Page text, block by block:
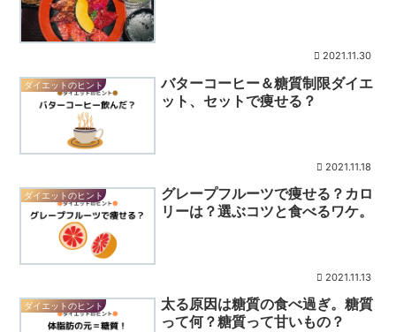
2021.11.30
ダイエットのヒント
バターコーヒー＆糖質制限ダイエ
ット、セットで痩せる？
2021.11.18
ダイエットのヒント
グレープフルーツで痩せる？カロ
リーは？選ぶコツと食べるワケ。
2021.11.13
ダイエットのヒント
太る原因は糖質の食べ過ぎ。糖質
って何？糖質って甘いもの？